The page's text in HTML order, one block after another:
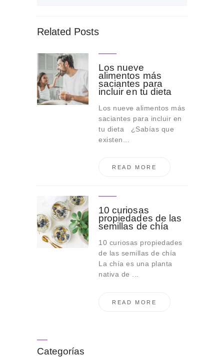
Related Posts
Los nueve
alimentos más
saciantes para
incluir en tu dieta
Los nueve alimentos más
saciantes para incluir en
tu dieta ¿Sabías que
existen...
READ MORE
10 curiosas
propiedades de las
semillas de chía
10 curiosas propiedades
de las semillas de chía
La chía es una planta
nativa de ...
READ MORE
Categorías